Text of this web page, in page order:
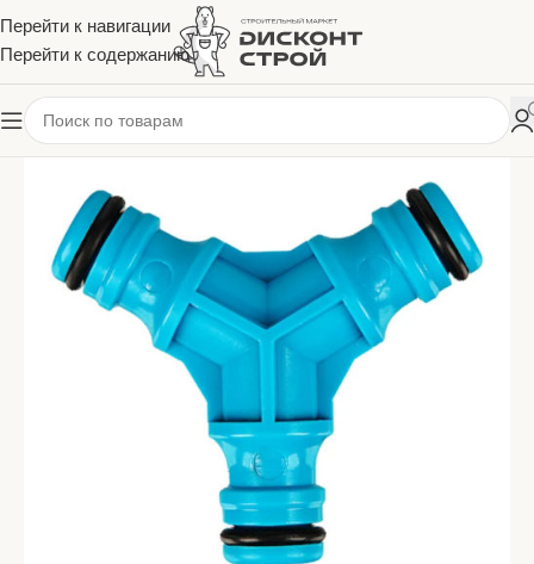
Перейти к навигации
Перейти к содержанию